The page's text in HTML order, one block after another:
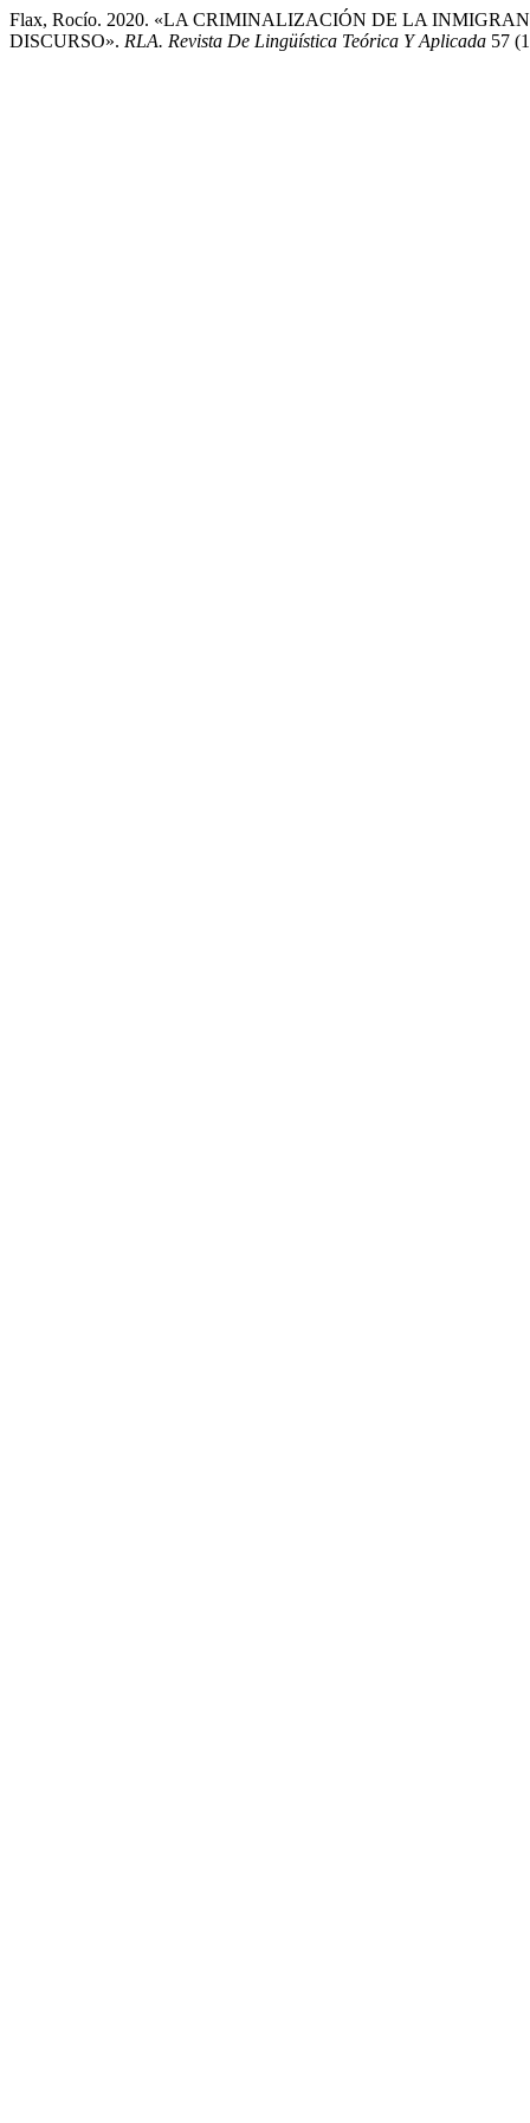
Flax, Rocío. 2020. «LA CRIMINALIZACIÓN DE LA
DISCURSO». RLA. Revista De Lingüística Teórica Y Aplicada 57